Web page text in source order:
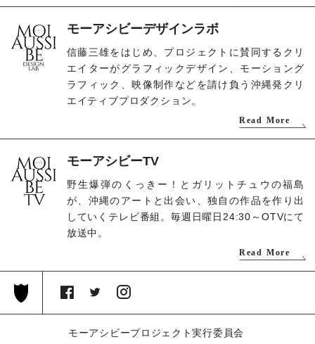
モーアシビーデザインラボ
信藤三雄をはじめ、プロジェクトに賛同するクリ
エイターがグラフィックデザイン、モーショング
ラフィック、映像制作などを請け負う沖縄発クリ
エイティブプロダクション。
Read More
モーアシビーTV
野生爆弾のくっきー！とガリットチュウの福島
が、沖縄のアートと出会い、独自の作品を作り出
していくテレビ番組。毎週日曜日24:30～OTVにて
放送中。
Read More
モーアシビープロジェクト実行委員会